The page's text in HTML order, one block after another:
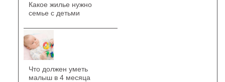
Какое жилье нужно
семье с детьми
Что должен уметь
малыш в 4 месяца